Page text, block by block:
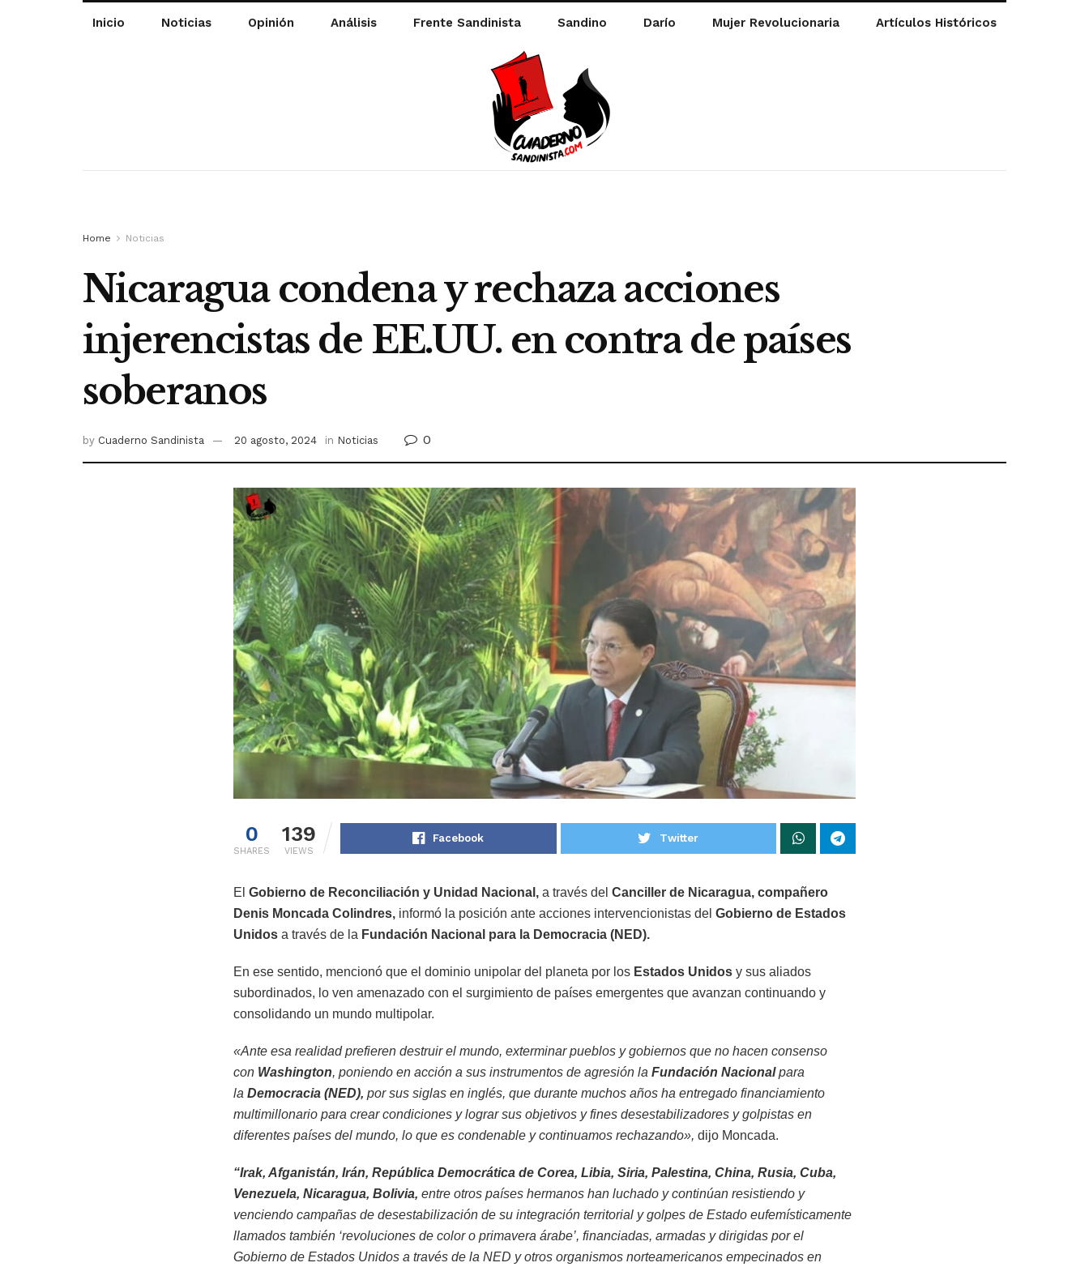
Inicio Noticias Opinión Análisis Frente Sandinista Sandino Darío Mujer Revolucionaria Artículos Históricos
Home Noticias
Nicaragua condena y rechaza acciones
injerencistas de EE.UU. en contra de países
soberanos
by Cuaderno Sandinista 20 agosto, 2024 in Noticias 0
0
SHARES
139
VIEWS
Facebook Twitter
El Gobierno de Reconciliación y Unidad Nacional, a través del Canciller de Nicaragua, compañero
Denis Moncada Colindres, informó la posición ante acciones intervencionistas del Gobierno de Estados
Unidos a través de la Fundación Nacional para la Democracia (NED).
En ese sentido, mencionó que el dominio unipolar del planeta por los Estados Unidos y sus aliados
subordinados, lo ven amenazado con el surgimiento de países emergentes que avanzan continuando y
consolidando un mundo multipolar.
«Ante esa realidad prefieren destruir el mundo, exterminar pueblos y gobiernos que no hacen consenso
con Washington, poniendo en acción a sus instrumentos de agresión la Fundación Nacionalpara
la Democracia (NED), por sus siglas en inglés, que durante muchos años ha entregado financiamiento
multimillonario para crear condiciones y lograr sus objetivos y fines desestabilizadores y golpistas en
diferentes países del mundo, lo que es condenable y continuamos rechazando», dijo Moncada.
“Irak, Afganistán, Irán, República Democrática de Corea, Libia, Siria, Palestina, China, Rusia, Cuba,
Venezuela, Nicaragua, Bolivia, entre otros países hermanos han luchado y continúan resistiendo y
venciendo campañas de desestabilización de su integración territorial y golpes de Estado eufemísticamente
llamados también ‘revoluciones de color o primavera árabe’, financiadas, armadas y dirigidas por el
Gobierno de Estados Unidos a través de la NED y otros organismos norteamericanos empecinados en